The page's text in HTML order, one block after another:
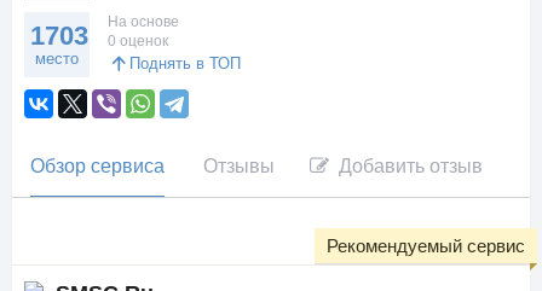
1703
место
На основе
0 оценок
Поднять в ТОП
Обзор сервиса Отзывы Добавить отзыв
Рекомендуемый сервис